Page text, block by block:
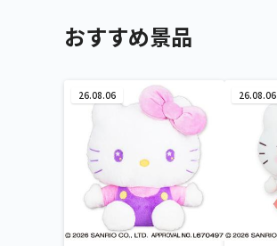
おすすめ景品
26.08.06 26.08.06